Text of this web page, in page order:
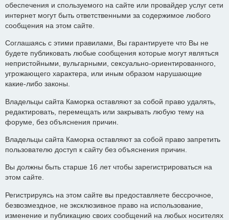
обеспечения и спользуемого на сайте или провайдер услуг сети
интернет могут быть ответственными за содержимое любого
сообщения на этом сайте.
Соглашаясь с этими правилами, Вы гарантируете что Вы не
будете публиковать любые сообщения которые могут являться
непристойными, вульгарными, сексуально-ориентированного,
угрожающего характера, или иным образом нарушающие
какие-либо законы.
Владельцы сайта Каморка оставляют за собой право удалять,
редактировать, перемещать или закрывать любую тему на
форуме, без объяснения причин.
Владельцы сайта Каморка оставляют за собой право запретить
пользователю доступ к сайту без объяснения причин.
Вы должны быть старше 16 лет чтобы зарегистрироваться на
этом сайте.
Регистрируясь на этом сайте вы предоставляете бессрочное,
безвозмездное, не эксклюзивное право на использование,
изменение и публикацию своих сообщений на любых носителях